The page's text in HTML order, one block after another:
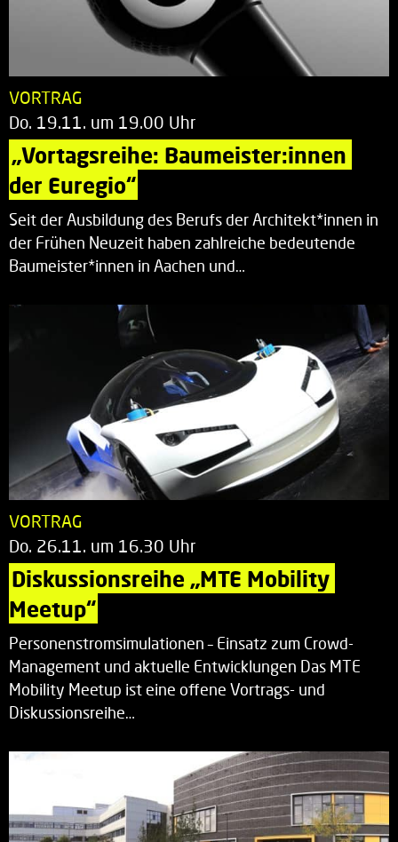
VORTRAG
Do. 19.11. um 19.00 Uhr
„Vortagsreihe: Baumeister:innen
der Euregio“
Seit der Ausbildung des Berufs der Architekt*innen in
der Frühen Neuzeit haben zahlreiche bedeutende
Baumeister*innen in Aachen und…
VORTRAG
Do. 26.11. um 16.30 Uhr
Diskussionsreihe „MTE Mobility
Meetup“
Personenstromsimulationen – Einsatz zum Crowd-
Management und aktuelle Entwicklungen Das MTE
Mobility Meetup ist eine offene Vortrags- und
Diskussionsreihe…